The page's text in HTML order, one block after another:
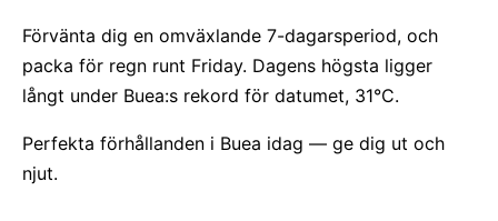
Förvänta dig en omväxlande 7-dagarsperiod, och
packa för regn runt Friday. Dagens högsta ligger
långt under Buea:s rekord för datumet, 31°C.
Perfekta förhållanden i Buea idag — ge dig ut och
njut.